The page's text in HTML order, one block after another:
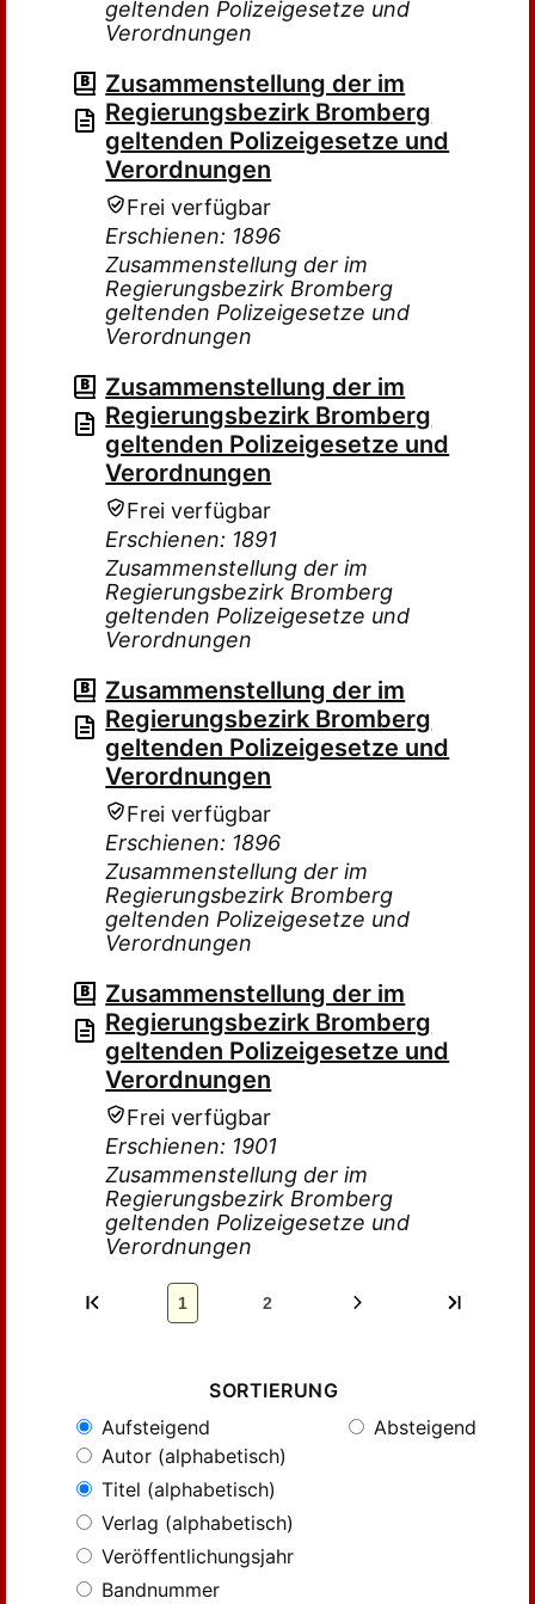
geltenden Polizeigesetze und
Verordnungen
Zusammenstellung der im
Regierungsbezirk Bromberg
geltenden Polizeigesetze und
Verordnungen
Frei verfügbar
Erschienen: 1896
Zusammenstellung der im
Regierungsbezirk Bromberg
geltenden Polizeigesetze und
Verordnungen
Zusammenstellung der im
Regierungsbezirk Bromberg
geltenden Polizeigesetze und
Verordnungen
Frei verfügbar
Erschienen: 1891
Zusammenstellung der im
Regierungsbezirk Bromberg
geltenden Polizeigesetze und
Verordnungen
Zusammenstellung der im
Regierungsbezirk Bromberg
geltenden Polizeigesetze und
Verordnungen
Frei verfügbar
Erschienen: 1896
Zusammenstellung der im
Regierungsbezirk Bromberg
geltenden Polizeigesetze und
Verordnungen
Zusammenstellung der im
Regierungsbezirk Bromberg
geltenden Polizeigesetze und
Verordnungen
Frei verfügbar
Erschienen: 1901
Zusammenstellung der im
Regierungsbezirk Bromberg
geltenden Polizeigesetze und
Verordnungen
1 2
SORTIERUNG
Aufsteigend
Absteigend
Autor (alphabetisch)
Titel (alphabetisch)
Verlag (alphabetisch)
Veröffentlichungsjahr
Bandnummer